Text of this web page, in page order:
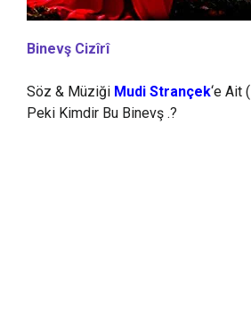
Binevş Cizîrî
Söz & Müziği Mudi Strançek‘e Ait (
Peki Kimdir Bu Binevş .?